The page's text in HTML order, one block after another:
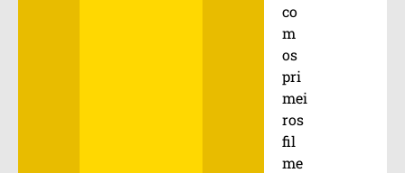
co
m
os
pri
mei
ros
fil
me